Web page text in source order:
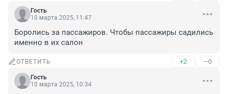
Гость
10 марта 2025, 11:47
Боролись за пассажиров. Чтобы пассажиры садились
именно в их салон
ОТВЕТИТЬ +2 –0
Гость
10 марта 2025, 10:34